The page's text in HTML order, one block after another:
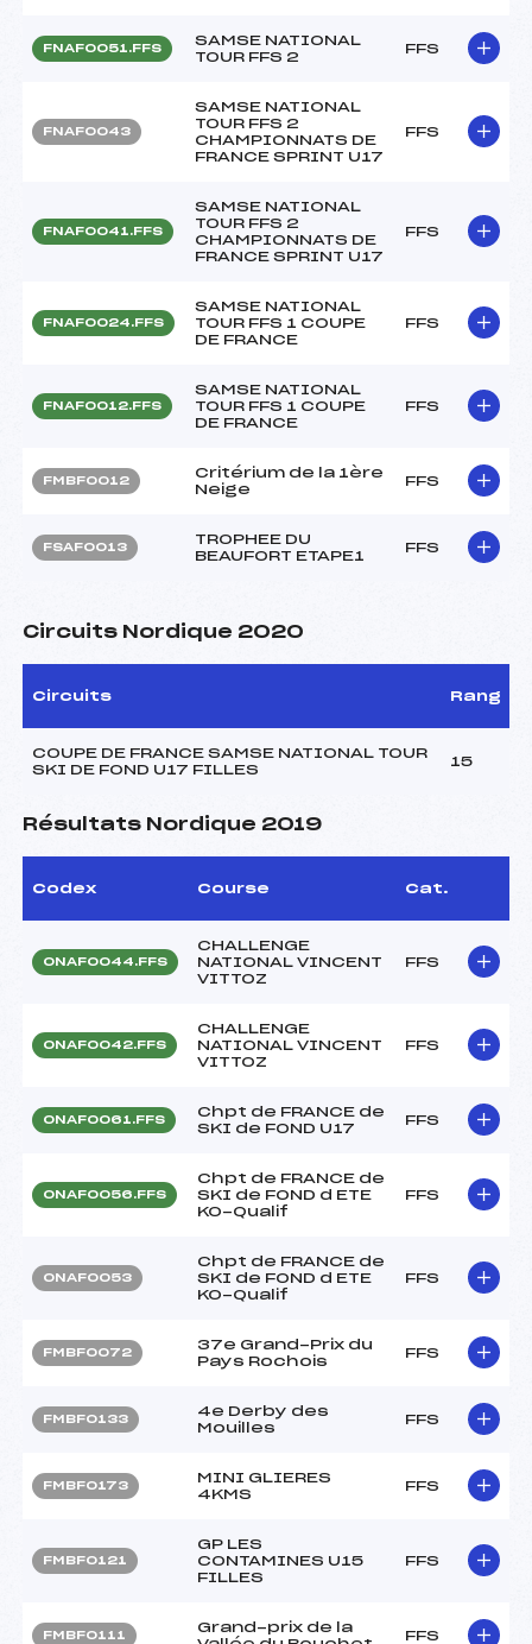
FNAF0051.FFS
SAMSE NATIONAL
TOUR FFS 2
FFS
FNAF0043
SAMSE NATIONAL
TOUR FFS 2
CHAMPIONNATS DE
FRANCE SPRINT U17
FFS
FNAF0041.FFS
SAMSE NATIONAL
TOUR FFS 2
CHAMPIONNATS DE
FRANCE SPRINT U17
FFS
FNAF0024.FFS
SAMSE NATIONAL
TOUR FFS 1 COUPE
DE FRANCE
FFS
FNAF0012.FFS
SAMSE NATIONAL
TOUR FFS 1 COUPE
DE FRANCE
FFS
FMBF0012
Critérium de la 1ère
Neige
FFS
FSAF0013
TROPHEE DU
BEAUFORT ETAPE1
FFS
Circuits Nordique 2020
Circuits Rang
COUPE DE FRANCE SAMSE NATIONAL TOUR
SKI DE FOND U17 FILLES
15
Résultats Nordique 2019
Codex Course Cat.
ONAF0044.FFS
CHALLENGE
NATIONAL VINCENT
VITTOZ
FFS
ONAF0042.FFS
CHALLENGE
NATIONAL VINCENT
VITTOZ
FFS
ONAF0061.FFS
Chpt de FRANCE de
SKI de FOND U17
FFS
ONAF0056.FFS
Chpt de FRANCE de
SKI de FOND d ETE
KO-Qualif
FFS
ONAF0053
Chpt de FRANCE de
SKI de FOND d ETE
KO-Qualif
FFS
FMBF0072
37e Grand-Prix du
Pays Rochois
FFS
FMBF0133
4e Derby des
Mouilles
FFS
FMBF0173
MINI GLIERES
4KMS
FFS
FMBF0121
GP LES
CONTAMINES U15
FILLES
FFS
FMBF0111
Grand-prix de la
FFS